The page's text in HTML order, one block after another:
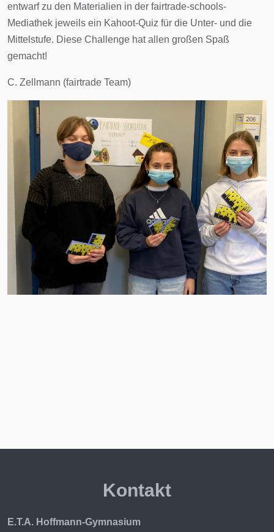
entwarf zu den Materialien in der fairtrade-schools-
Mediathek jeweils ein Kahoot-Quiz für die Unter- und die
Mittelstufe. Diese Challenge hat allen großen Spaß
gemacht!
C. Zellmann (fairtrade Team)
Kontakt
E.T.A. Hoffmann-Gymnasium